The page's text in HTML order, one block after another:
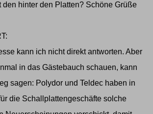
den hinter den Platten? Schöne Grüße
kann ich nicht direkt antworten. Aber
in das Gästebauch schauen, kann
sagen: Polydor und Teldec haben in
die Schallplattengeschäfte solche